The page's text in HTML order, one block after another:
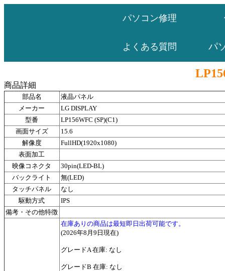
パソコン修理
よくある質問 パ
商品詳細
部品名
液晶パネル
メーカー
LG DISPLAY
型番
LP156WFC (SP)(C1)
画面サイズ
15.6
解像度
FullHD(1920x1080)
表面加工
映像コネクタ
30pin(LED-BL)
バックライト
無(LED)
タッチパネル
なし
駆動方式
IPS
備考・その他特徴
在庫ありの商品は最短即日出荷可能です。
(2026年8月9日現在)
グレードA 在庫: なし
グレードB 在庫: なし